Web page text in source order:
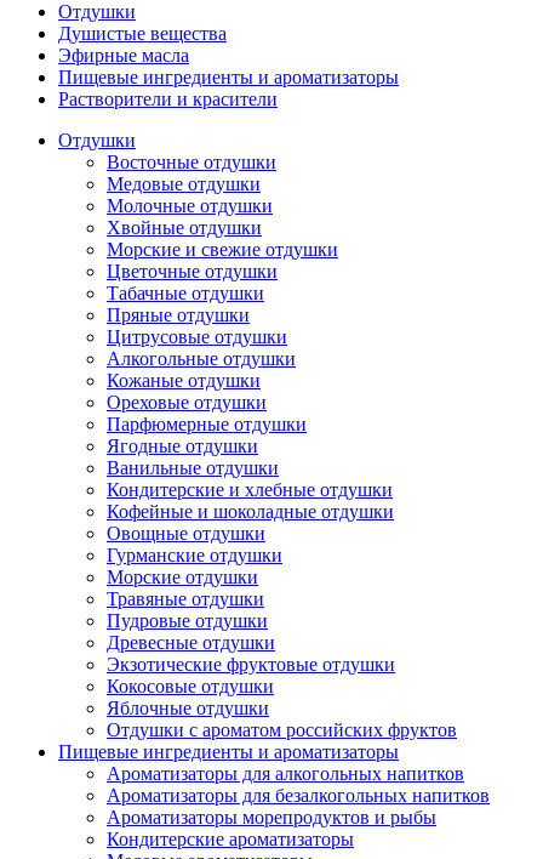
Отдушки
Душистые вещества
Эфирные масла
Пищевые ингредиенты и ароматизаторы
Растворители и красители
Отдушки
Восточные отдушки
Медовые отдушки
Молочные отдушки
Хвойные отдушки
Морские и свежие отдушки
Цветочные отдушки
Табачные отдушки
Пряные отдушки
Цитрусовые отдушки
Алкогольные отдушки
Кожаные отдушки
Ореховые отдушки
Парфюмерные отдушки
Ягодные отдушки
Ванильные отдушки
Кондитерские и хлебные отдушки
Кофейные и шоколадные отдушки
Овощные отдушки
Гурманские отдушки
Морские отдушки
Травяные отдушки
Пудровые отдушки
Древесные отдушки
Экзотические фруктовые отдушки
Кокосовые отдушки
Яблочные отдушки
Отдушки с ароматом российских фруктов
Пищевые ингредиенты и ароматизаторы
Ароматизаторы для алкогольных напитков
Ароматизаторы для безалкогольных напитков
Ароматизаторы морепродуктов и рыбы
Кондитерские ароматизаторы